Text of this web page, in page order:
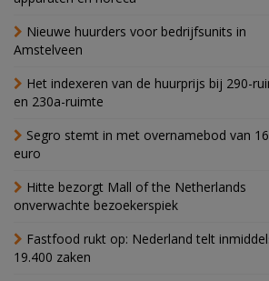
Nieuwe huurders voor bedrijfsunits in
Amstelveen
Het indexeren van de huurprijs bij 290-
en 230a-ruimte
Segro stemt in met overnamebod van
euro
Hitte bezorgt Mall of the Netherlands
onverwachte bezoekerspiek
Fastfood rukt op: Nederland telt
19.400 zaken